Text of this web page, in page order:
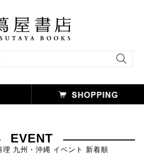
EVENT
理 九州・沖縄 イベント 新着順